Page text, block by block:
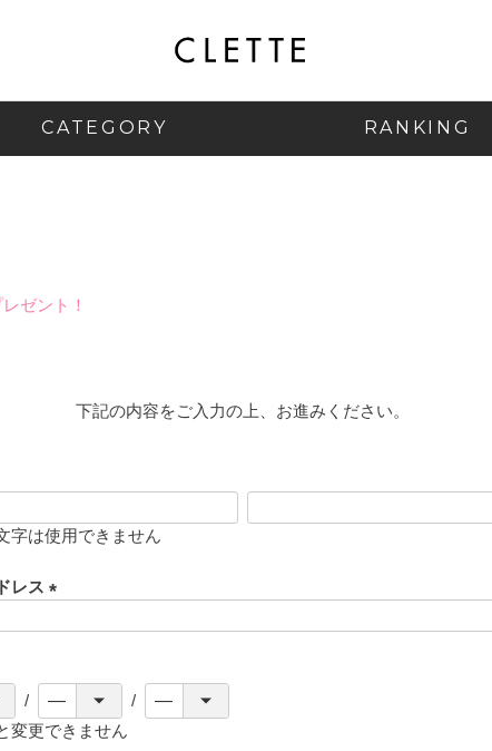
CATEGORY RANKING
ゼント！
下記の内容をご入力の上、お進みください。
字は使用できません
レス
変更できません